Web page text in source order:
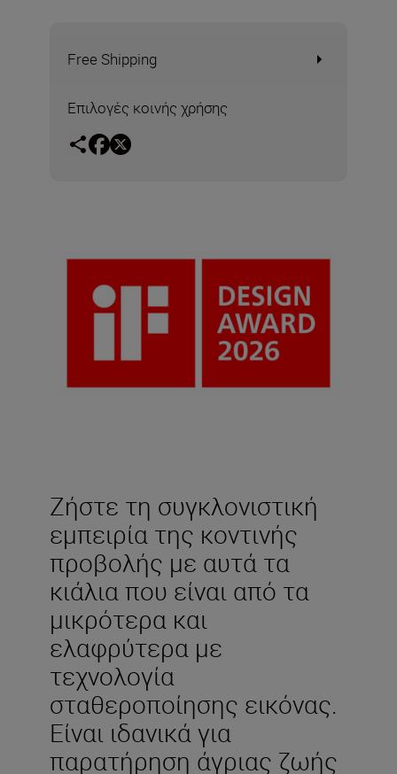
Free Shipping
Επιλογές κοινής χρήσης
Ζήστε τη συγκλονιστική
εμπειρία της κοντινής
προβολής με αυτά τα
κιάλια που είναι από τα
μικρότερα και
ελαφρύτερα με
τεχνολογία
σταθεροποίησης εικόνας.
Είναι ιδανικά για
παρατήρηση άγριας ζωής